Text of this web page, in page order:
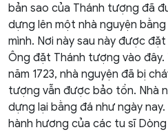
bản sao của Thánh tượng đã
dựng lên một nhà nguyện
mình. Nơi này sau này được
Ông đặt Thánh tượng vào
năm 1723, nhà nguyện đã bị
tượng vẫn được bảo tồn. Nhà
dựng lại bằng đá như ngày
hành hương của các tu sĩ